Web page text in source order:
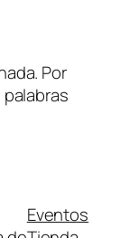
Por
Eventos